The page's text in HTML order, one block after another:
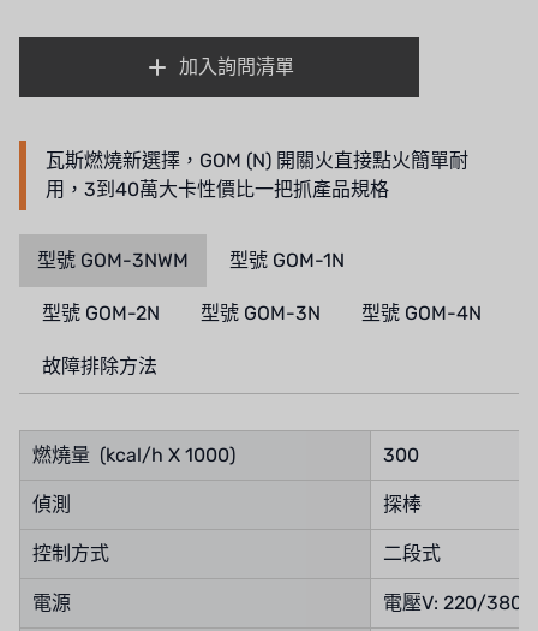
WAVE CYBER
BOSCHINI
NIPPON
WL
CASH ACME
YAZAKI
RUNXIN
加入詢問清單
瓦斯燃燒新選擇，GOM (N) 開關火直接點火簡單耐
用，3到40萬大卡性價比一把抓產品規格
型號 GOM-3NWM 型號 GOM-1N
型號 GOM-2N 型號 GOM-3N 型號 GOM-4N
故障排除方法
燃燒量 (kcal/h X 1000) 300
偵測 探棒
控制方式 二段式
電源 電壓V: 220/380